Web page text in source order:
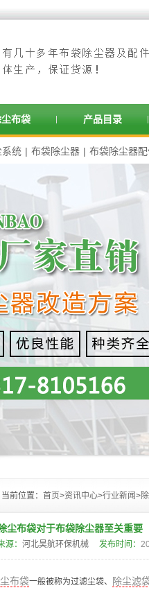
尘布袋 产品目录
系统 | 布袋除尘器 | 布袋除尘器
当前位置： 首页>资讯中心>行业新闻>
尘布袋对于布袋除尘器至关重要
源： 河北昊航环保机械 发布时间：
布袋一般被称为过滤尘袋、 除尘滤